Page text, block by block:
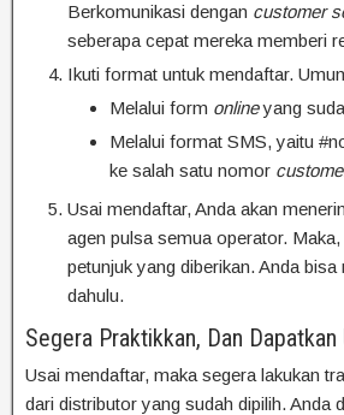
Berkomunikasi dengan customer
seberapa cepat mereka memberi
Ikuti format untuk mendaftar.
Melalui form onlineyang
Melalui format SMS, yaitu
ke salah satu nomor
Usai mendaftar, Anda akan
agen pulsa semua operator.
petunjuk yang diberikan. Anda
dahulu.
Segera Praktikkan, Dan Dapatkan
Usai mendaftar, maka segera lakukan
dari distributor yang sudah dipilih.